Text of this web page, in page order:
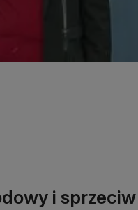
i sprzeciw